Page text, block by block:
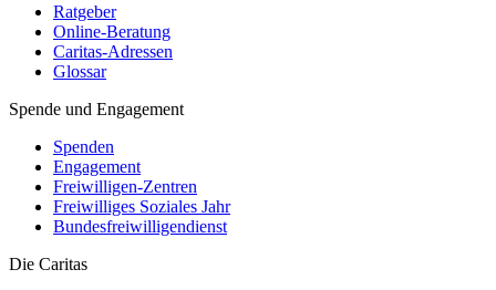
Ratgeber
Online-Beratung
Caritas-Adressen
Glossar
Spende und Engagement
Spenden
Engagement
Freiwilligen-Zentren
Freiwilliges Soziales Jahr
Bundesfreiwilligendienst
Die Caritas